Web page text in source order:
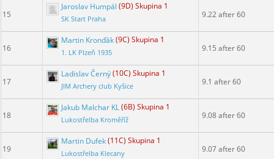
15
Jaroslav Humpál (9D) Skupina 1
SK Start Praha 9.22 after 60
16
Martin Kronďák(9C) Skupina 1
1. LK Plzeň 1935 9.15 after 60
17
Ladislav Černý(10C) Skupina 1
JIM Archery club Kyšice 9.1 after 60
18
Jakub Malchar KL(6B) Skupina 1
Lukostřelba Kroměříž 9.08 after 60
19
Martin Dufek(11C) Skupina 1
Lukostřelba Klecany 9.07 after 60